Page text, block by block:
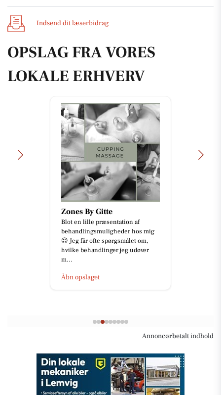
Indsend dit læserbidrag
OPSLAG FRA VORES
LOKALE ERHVERV
Zones By Gitte
Blot en lille præsentation af
behandlingsmuligheder hos mig
😉 Jeg får ofte spørgsmålet om,
hvilke behandlinger jeg udøver
m...
Åbn opslaget
Annoncørbetalt indhold